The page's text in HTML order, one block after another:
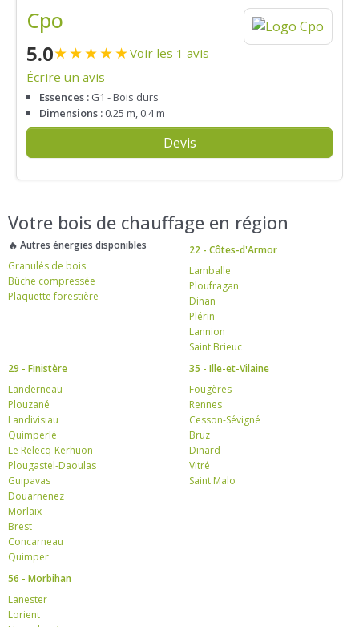
Cpo
5.0★★★★★Voir les 1 avis
Écrire un avis
Essences : G1 - Bois durs
Dimensions : 0.25 m, 0.4 m
Devis
Votre bois de chauffage en région
🔥 Autres énergies disponibles
Granulés de bois
Bûche compressée
Plaquette forestière
22 - Côtes-d'Armor
Lamballe
Ploufragan
Dinan
Plérin
Lannion
Saint Brieuc
29 - Finistère
Landerneau
Plouzané
Landivisiau
Quimperlé
Le Relecq-Kerhuon
Plougastel-Daoulas
Guipavas
Douarnenez
Morlaix
Brest
Concarneau
Quimper
35 - Ille-et-Vilaine
Fougères
Rennes
Cesson-Sévigné
Bruz
Dinard
Vitré
Saint Malo
56 - Morbihan
Lanester
Lorient